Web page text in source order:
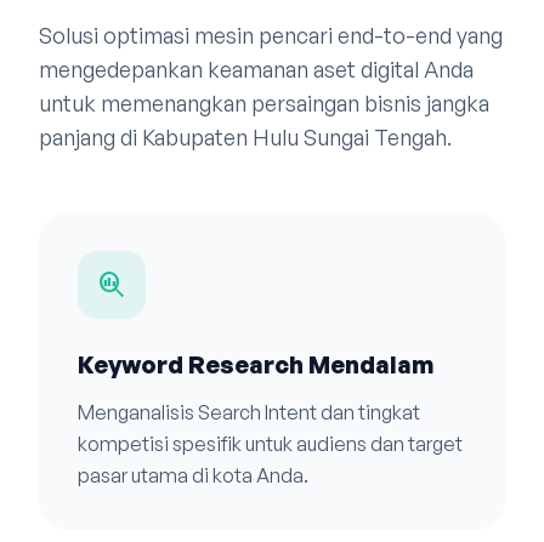
Solusi optimasi mesin pencari end-to-end yang
mengedepankan keamanan aset digital Anda
untuk memenangkan persaingan bisnis jangka
panjang di Kabupaten Hulu Sungai Tengah.
search_insights
Keyword Research Mendalam
Menganalisis Search Intent dan tingkat
kompetisi spesifik untuk audiens dan target
pasar utama di kota Anda.